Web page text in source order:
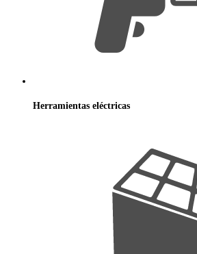
Herramientas eléctricas